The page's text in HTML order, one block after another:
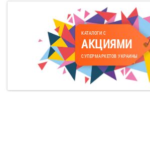
КАТАЛОГИ С
АКЦИЯМИ
СУПЕРМАРКЕТОВ УКРАИНЫ